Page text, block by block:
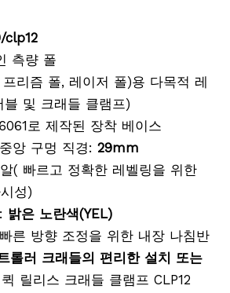
clp12
측량 폴
리즘 폴, 레이저 폴)용 다목적 레
블 및 크래들 클램프)
로 제작된 장착 베이스
앙 구멍 직경: 29mm
( 빠르고 정확한 레벨링을 위한
성)
밝은 노란색(YEL)
른 방향 조정을 위한 내장 나침반
롤러 크래들의 편리한 설치 또는
릴리스 크래들 클램프 CLP12